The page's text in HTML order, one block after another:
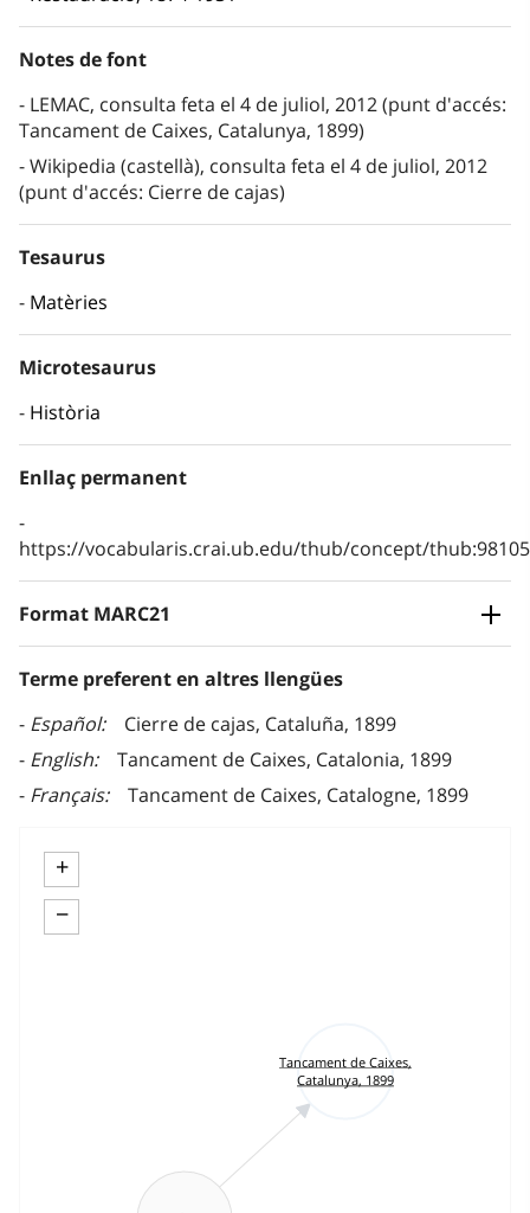
Notes de font
LEMAC, consulta feta el 4 de juliol, 2012 (punt d'accés:
Tancament de Caixes, Catalunya, 1899)
Wikipedia (castellà), consulta feta el 4 de juliol, 2012
(punt d'accés: Cierre de cajas)
Tesaurus
Matèries
Microtesaurus
Història
Enllaç permanent
https://vocabularis.crai.ub.edu/thub/concept/
Format MARC21
Terme preferent en altres llengües
Español
Cierre de cajas, Cataluña, 1899
English
Tancament de Caixes, Catalonia, 1899
Français
Tancament de Caixes, Catalogne, 1899
+
−
Tancament de Caixes,
Catalunya, 1899